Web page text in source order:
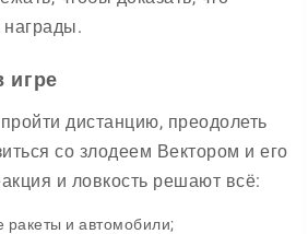
игре
дистанцию, преодолеть
со злодеем Вектором и его
и ловкость решают всё:
ракеты и автомобили;